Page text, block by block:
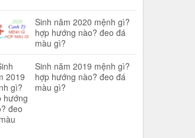
Sinh năm 2020 mệnh gì?
hợp hướng nào? đeo đá
màu gì?
Sinh năm 2019 mệnh gì?
hợp hướng nào? đeo đá
màu gì?